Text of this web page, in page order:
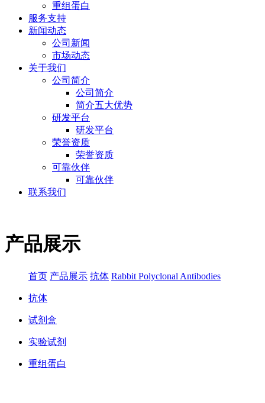
重组蛋白
服务支持
新闻动态
公司新闻
市场动态
关于我们
公司简介
公司简介
简介五大优势
研发平台
研发平台
荣誉资质
荣誉资质
可靠伙伴
可靠伙伴
联系我们
产品展示
首页 产品展示 抗体 Rabbit Polyclonal Antibodies
抗体
试剂盒
实验试剂
重组蛋白